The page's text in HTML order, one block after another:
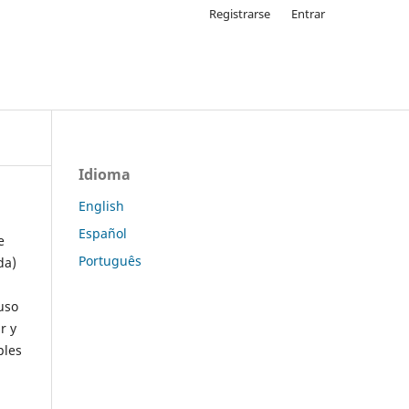
Registrarse Entrar
y
Idioma
English
Español
Português